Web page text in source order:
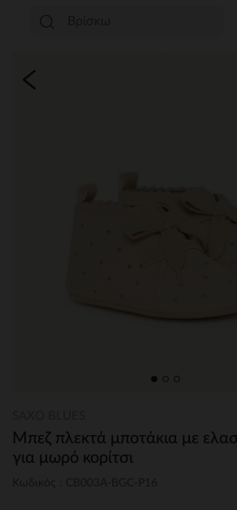
Μπεζ πλεκτά μποτάκια με
για μωρό κορίτσι